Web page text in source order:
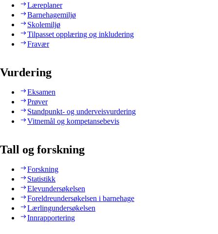
Læreplaner
Barnehagemiljø
Skolemiljø
Tilpasset opplæring og inkludering
Fravær
Vurdering
Eksamen
Prøver
Standpunkt- og underveisvurdering
Vitnemål og kompetansebevis
Tall og forskning
Forskning
Statistikk
Elevundersøkelsen
Foreldreundersøkelsen i barnehage
Lærlingundersøkelsen
Innrapportering